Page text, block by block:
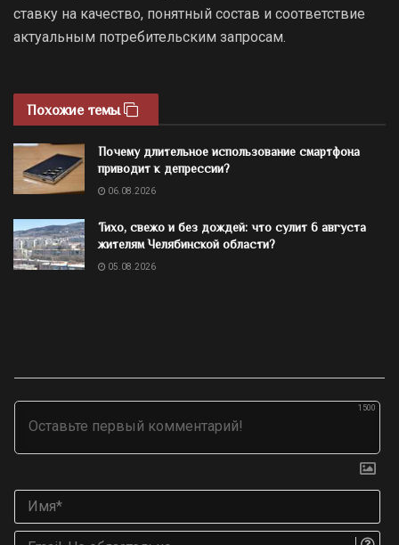
ставку на качество, понятный состав и соответствие
актуальным потребительским запросам.
Похожие темы
Почему длительное использование смартфона
приводит к депрессии?
06.08.2026
Тихо, свежо и без дождей: что сулит 6 августа
жителям Челябинской области?
05.08.2026
1500